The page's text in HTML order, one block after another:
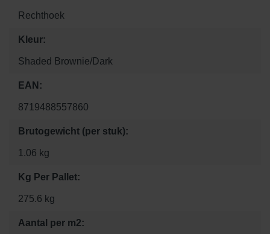
Rechthoek
Kleur:
Shaded Brownie/Dark
EAN:
8719488557860
Brutogewicht (per stuk):
1.06 kg
Kg Per Pallet:
275.6 kg
Aantal per m2: